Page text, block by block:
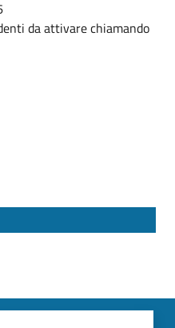
da attivare chiamando